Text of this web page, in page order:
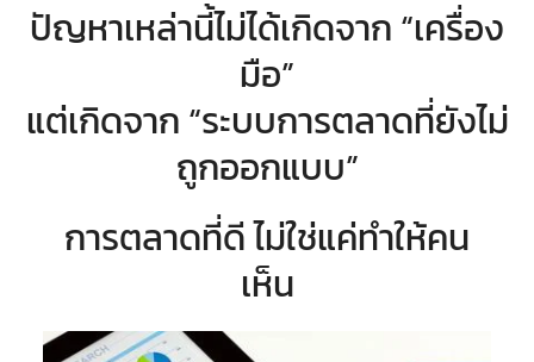
ปัญหาเหล่านี้ไม่ได้เกิดจาก “เครื่อง
มือ”
แต่เกิดจาก “ระบบการตลาดที่ยังไม่
ถูกออกแบบ”
การตลาดที่ดี ไม่ใช่แค่ทำให้คน
เห็น